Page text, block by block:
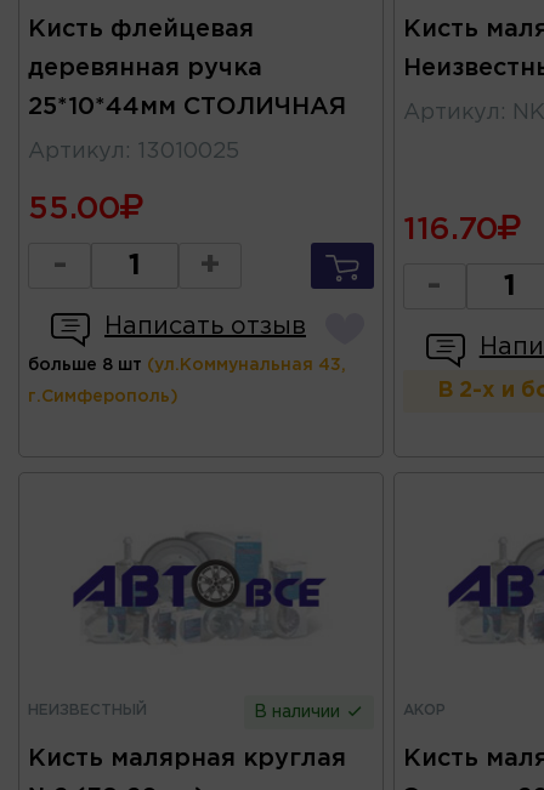
Кисть флейцевая
деревянная ручка
25*10*44мм СТОЛИЧНАЯ
Артикул : 13010025
55.00
- +
Написать отзыв
больше 8 шт (ул.Коммунальная 43,
г.Симферополь)
Кисть
Артикул :
116.70
-
В 2-х и
НЕИЗВЕСТНЫЙ В наличии
Кисть малярная круглая
АКОР
Кисть